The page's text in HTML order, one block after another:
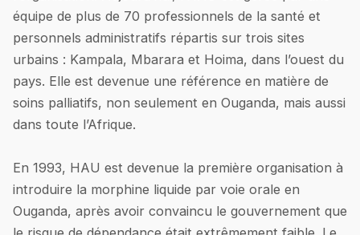
équipe de plus de 70 professionnels de la santé et
personnels administratifs répartis sur trois sites
urbains : Kampala, Mbarara et Hoima, dans l’ouest du
pays. Elle est devenue une référence en matière de
soins palliatifs, non seulement en Ouganda, mais aussi
dans toute l’Afrique.
En 1993, HAU est devenue la première organisation à
introduire la morphine liquide par voie orale en
Ouganda, après avoir convaincu le gouvernement que